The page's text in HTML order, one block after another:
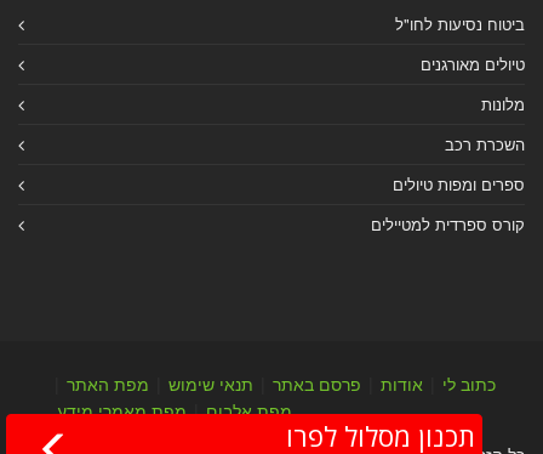
ביטוח נסיעות לחו"ל
טיולים מאורגנים
מלונות
השכרת רכב
ספרים ומפות טיולים
קורס ספרדית למטיילים
כתוב לי אודות פרסם באתר תנאי שימוש מפת האתר
מפת אלבום|מפת מאמרי מידע
תכנון מסלול לפרו